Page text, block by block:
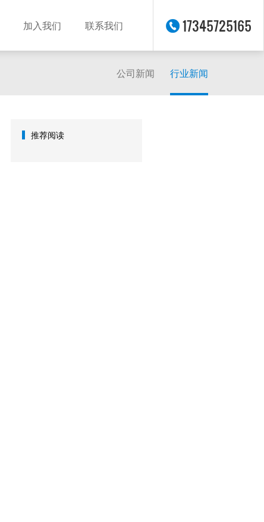
加入我们 联系我们 17345725165
公司新闻 行业新闻
推荐阅读